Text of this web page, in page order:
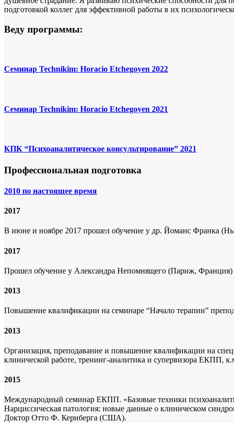
подготовкой коллег для эффективной работы в их
Веду программы:
Семинар Technikim: Horacio Etchegoyen 2022
Семинар Technikim: Horacio Etchegoyen 2021
КПК “Психоаналитическое консультирование” 2021
Профессиональная подготовка
2010 по настоящее время
2017
В июне и ноябре 2017 прошел обучение у др. Йоманс Франка
2017
Прошел обучение у Александра Непомнящего (Париж, Франция)
2013
Повышение квалификации на семинаре “Начало терапии”
2013
Организация, преподавание и повышение квалификации на
клинической работе, тренинг-аналитика и супервизора ЕКПП,
2015
Международный семинар ЕКПП. «Базовые техники
Нарциссическая патология: новые данные о клиническом
Доктор Отто Ф. Кернберга (США).